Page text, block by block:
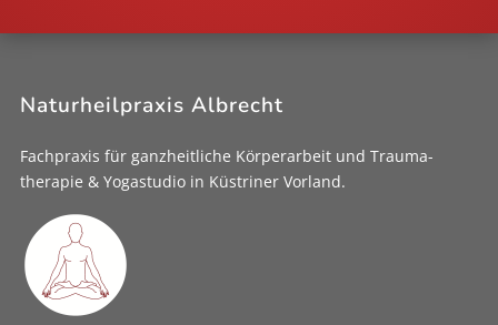
Naturheilpraxis Albrecht
Fachpraxis für ganz­heitliche Körper­arbeit und Trauma­
therapie & Yoga­studio in Küstriner Vorland.